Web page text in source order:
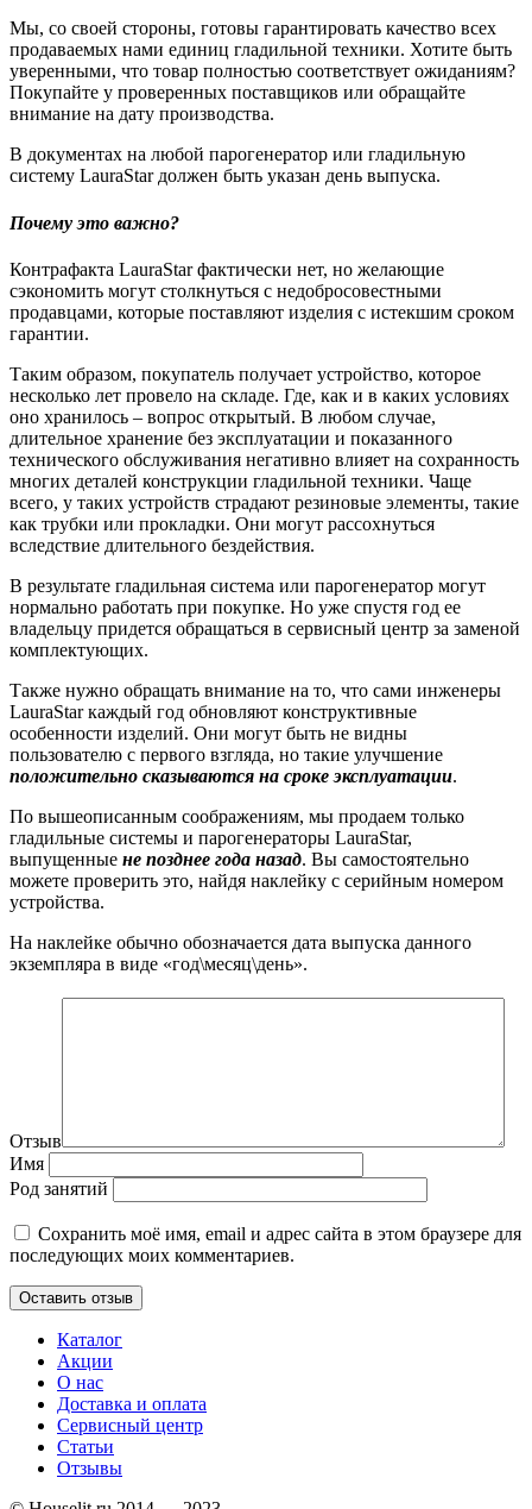
Мы, со своей стороны, готовы гарантировать качество всех
продаваемых нами единиц гладильной техники. Хотите быть
уверенными, что товар полностью соответствует ожиданиям?
Покупайте у проверенных поставщиков или обращайте
внимание на дату производства.
В документах на любой парогенератор или гладильную
систему LauraStar должен быть указан день выпуска.
Почему это важно?
Контрафакта LauraStar фактически нет, но желающие
сэкономить могут столкнуться с недобросовестными
продавцами, которые поставляют изделия с истекшим сроком
гарантии.
Таким образом, покупатель получает устройство, которое
несколько лет провело на складе. Где, как и в каких условиях
оно хранилось – вопрос открытый. В любом случае,
длительное хранение без эксплуатации и показанного
технического обслуживания негативно влияет на сохранность
многих деталей конструкции гладильной техники. Чаще
всего, у таких устройств страдают резиновые элементы, такие
как трубки или прокладки. Они могут рассохнуться
вследствие длительного бездействия.
В результате гладильная система или парогенератор могут
нормально работать при покупке. Но уже спустя год ее
владельцу придется обращаться в сервисный центр за заменой
комплектующих.
Также нужно обращать внимание на то, что сами инженеры
LauraStar каждый год обновляют конструктивные
особенности изделий. Они могут быть не видны
пользователю с первого взгляда, но такие улучшение
положительно сказываются на сроке эксплуатации.
По вышеописанным соображениям, мы продаем только
гладильные системы и парогенераторы LauraStar,
выпущенные не позднее года назад. Вы самостоятельно
можете проверить это, найдя наклейку с серийным номером
устройства.
На наклейке обычно обозначается дата выпуска данного
экземпляра в виде «год\месяц\день».
Отзыв
Имя
Род занятий
Сохранить моё имя, email и адрес сайта в этом браузере для
последующих моих комментариев.
Каталог
Акции
О нас
Доставка и оплата
Сервисный центр
Статьи
Отзывы